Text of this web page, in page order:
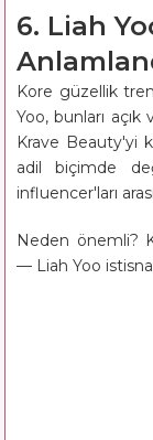
6. Liah
Kore güzellik
Yoo, bunları açık
Krave Beauty'yi
adil biçimde
influencer'ları
Neden önemli?
— Liah Yoo